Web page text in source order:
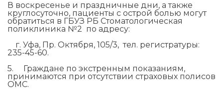
В воскресенье и праздничные дни, а также
круглосуточно, пациенты с острой болью могут
обратиться в ГБУЗ РБ Стоматологическая
поликлиника №2 по адресу:
г. Уфа, Пр. Октября, 105/3, тел. регистратуры:
235-45-60.
5. Граждане по экстренным показаниям,
принимаются при отсутствии страховых полисов
ОМС.